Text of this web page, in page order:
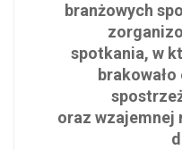
branżowych
spotkania, w
oraz wzajemnej